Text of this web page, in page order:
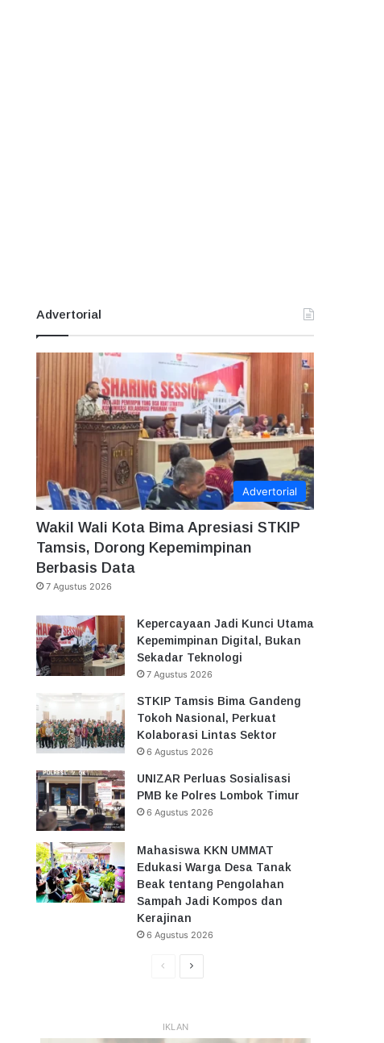
Advertorial
Advertorial
Wakil Wali Kota Bima Apresiasi STKIP
Tamsis, Dorong Kepemimpinan
Berbasis Data
7 Agustus 2026
Kepercayaan Jadi Kunci Utama
Kepemimpinan Digital, Bukan
Sekadar Teknologi
7 Agustus 2026
STKIP Tamsis Bima Gandeng
Tokoh Nasional, Perkuat
Kolaborasi Lintas Sektor
6 Agustus 2026
UNIZAR Perluas Sosialisasi
PMB ke Polres Lombok Timur
6 Agustus 2026
Mahasiswa KKN UMMAT
Edukasi Warga Desa Tanak
Beak tentang Pengolahan
Sampah Jadi Kompos dan
Kerajinan
6 Agustus 2026
HalamanHalaman
IKLAN